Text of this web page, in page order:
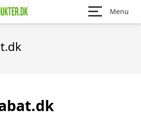
Menu